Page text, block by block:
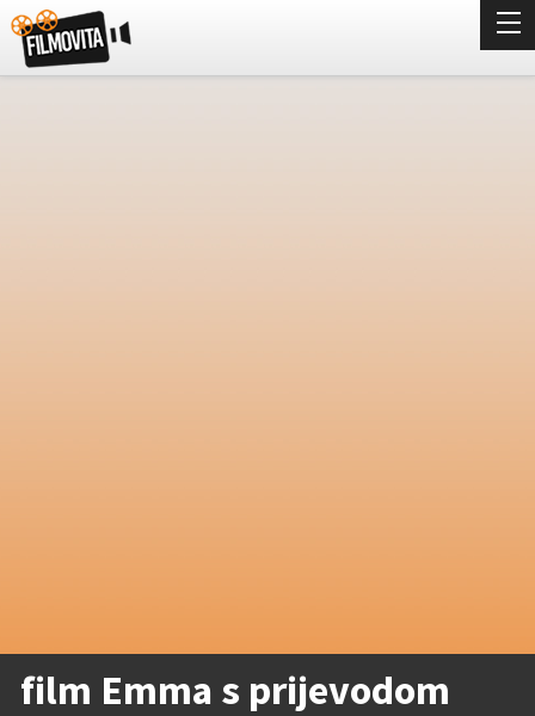
film Emma s prijevodom